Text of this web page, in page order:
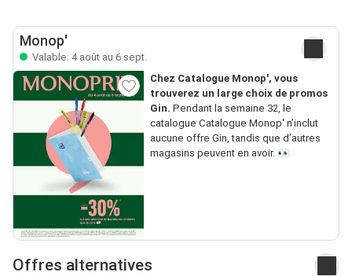
Monop'
Valable: 4 août au 6 sept.
Chez Catalogue Monop', vous
trouverez un large choix de promos
Gin. Pendant la semaine 32, le
catalogue Catalogue Monop' n’inclut
aucune offre Gin, tandis que d’autres
magasins peuvent en avoir. 👀
Offres alternatives